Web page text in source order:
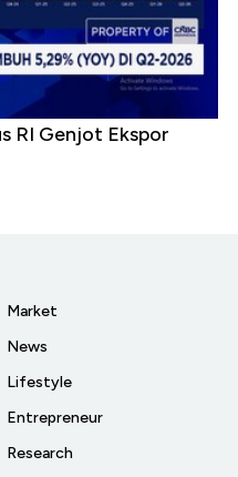
RI Genjot Ekspor
Market
News
Lifestyle
Entrepreneur
Research